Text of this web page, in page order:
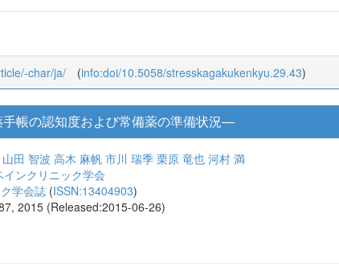
char/ja/ (info:doi/10.5058/stresskagakukenkyu.29.43)
帳の認知度および常備薬の準備状況―
山田 智波 高木 麻帆 市川 瑞季 栗原 竜也 河村 満
ンクリニック学会
学会誌 (ISSN:13404903)
2015 (Released:2015-06-26)